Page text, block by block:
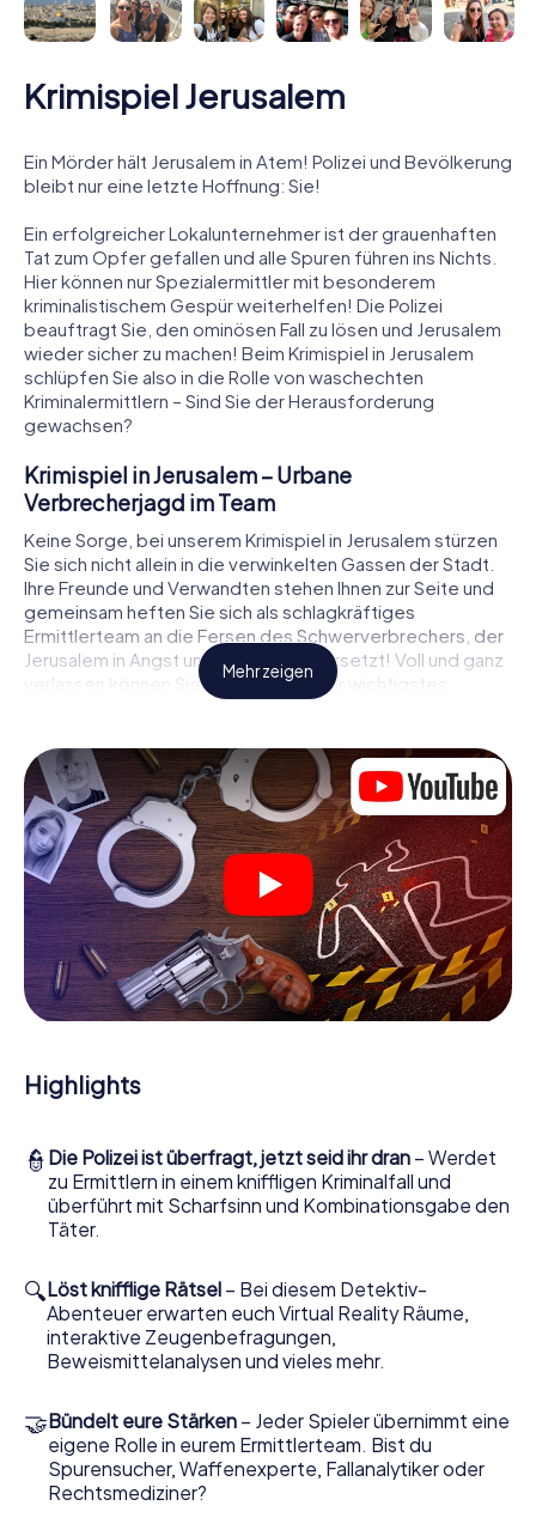
Krimispiel Jerusalem
Ein Mörder hält Jerusalem in Atem! Polizei und Bevölkerung
bleibt nur eine letzte Hoffnung: Sie!
Ein erfolgreicher Lokalunternehmer ist der grauenhaften
Tat zum Opfer gefallen und alle Spuren führen ins Nichts.
Hier können nur Spezialermittler mit besonderem
kriminalistischem Gespür weiterhelfen! Die Polizei
beauftragt Sie, den ominösen Fall zu lösen und Jerusalem
wieder sicher zu machen! Beim Krimispiel in Jerusalem
schlüpfen Sie also in die Rolle von waschechten
Kriminalermittlern – Sind Sie der Herausforderung
gewachsen?
Krimispiel in Jerusalem – Urbane
Verbrecherjagd im Team
Keine Sorge, bei unserem Krimispiel in Jerusalem stürzen
Sie sich nicht allein in die verwinkelten Gassen der Stadt.
Ihre Freunde und Verwandten stehen Ihnen zur Seite und
gemeinsam heften Sie sich als schlagkräftiges
Ermittlerteam an die Fersen des Schwerverbrechers, der
Jerusalem in Angst und Schrecken versetzt! Voll und ganz
verlassen können Sie sich dabei auf Ihr wichtigstes
Ermittlerutensil, Ihr Smartphone. Mittels GPS-Navigation
zahlreichen Schauplätzen in Jerusalem, die mit der Tat in
Verbindung stehen, und schließlich zum Mörder. An jedem
Ort knacken Sie knifflige Rätsel und kommen so Stück für
Stück der Lösung des Falls immer näher. Anders als bei
einem klassischen Krimi Dinner in Jerusalem bestimmen
also Sie das Geschehen, bewegen sich an der frischen
Luft und entdecken obendrein die Stadt mit ganz neuen
Augen.
Mitmachkrimi in Jerusalem - Die interaktive
Krimi Tour
Ob Videoschalte zu einem Zeugen, geheimes
Mitmachkrimi nutzt sämtliche multimedialen Fähigkeiten
Ihres Handgeräts. Das Krimispiel in Jerusalem holt aber
auch aus Ihnen und Ihren Mitstreitern verborgene Talente
heraus! Sie schlüpfen in spannende Rollen und meistern
Fallanalytiker oder Gerichtsmediziner. Sie bekommen
herausfordernde Zusatzaufgaben auf Ihre Handys
gespielt, die Ihrem jeweiligem Charakter entsprechen
und dem Schlagwort „Abwechslungsreichtum“ an ganz
neue Bedeutung verleihen.
Das Krimispiel in Jerusalem kann beginnen!
Nun fehlt Ihnen nur noch eine Kleinigkeit, um mit Ihren
Ermittlungen in Jerusalem zu starten: Ihr Ticketcode!
Mehr zeigen
Highlights
👮 Die Polizei ist überfragt, jetzt seid ihr dran – Werdet
zu Ermittlern in einem kniffligen Kriminalfall und
überführt mit Scharfsinn und Kombinationsgabe den
Täter.
🔍Löst knifflige Rätsel – Bei diesem Detektiv-
Abenteuer erwarten euch Virtual Reality Räume,
interaktive Zeugenbefragungen,
Beweismittelanalysen und vieles mehr.
🤝Bündelt eure Stärken – Jeder Spieler übernimmt eine
eigene Rolle in eurem Ermittlerteam. Bist du
Spurensucher, Waffenexperte, Fallanalytiker oder
Rechtsmediziner?